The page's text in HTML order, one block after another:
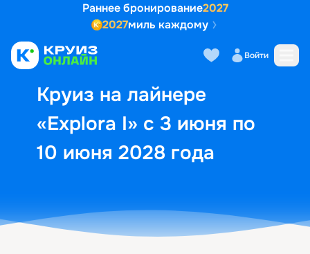
Раннее бронирование2027
2027миль каждому
Войти
Круиз на лайнере
«Explora I» с 3 июня по
10 июня 2028 года
Выбор кают Маршрут и